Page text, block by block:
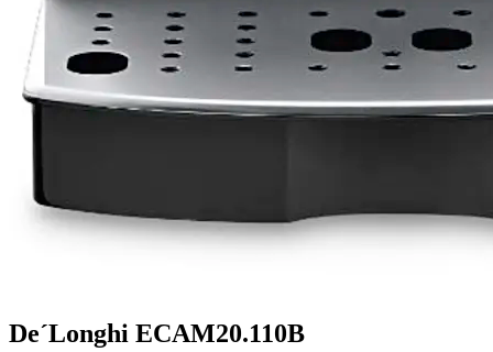
De´Longhi ECAM20.110B